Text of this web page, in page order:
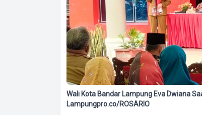
Wali Kota Bandar Lampung Eva Dwiana
Lampungpro.co/ROSARIO